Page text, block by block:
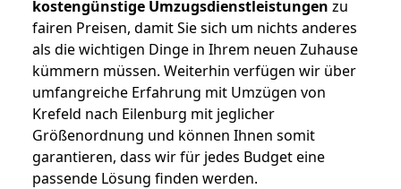
kostengünstige Umzugsdienstleistungen zu
fairen Preisen, damit Sie sich um nichts anderes
als die wichtigen Dinge in Ihrem neuen Zuhause
kümmern müssen. Weiterhin verfügen wir über
umfangreiche Erfahrung mit Umzügen von
Krefeld nach Eilenburg mit jeglicher
Größenordnung und können Ihnen somit
garantieren, dass wir für jedes Budget eine
passende Lösung finden werden.